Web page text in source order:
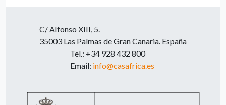
C/ Alfonso XIII, 5.
35003 Las Palmas de Gran Canaria. España
Tel.: +34 928 432 800
Email: info@casafrica.es